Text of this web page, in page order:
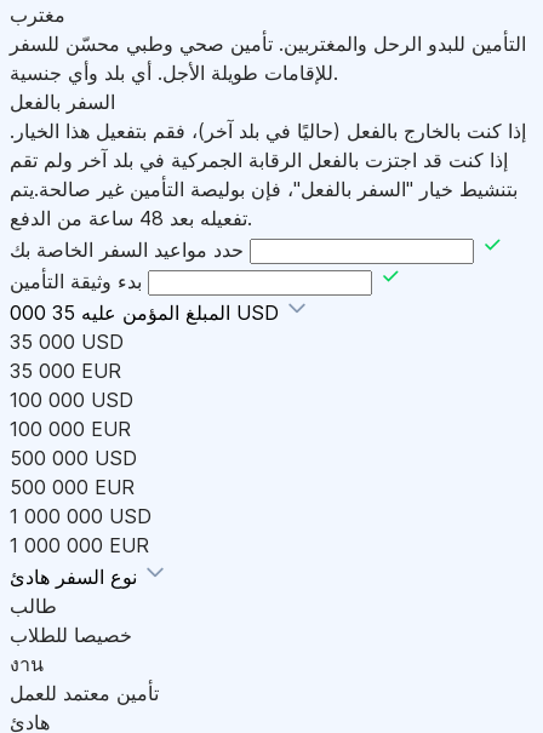
مغترب
التأمين للبدو الرحل والمغتربين. تأمين صحي وطبي محسّن للسفر
للإقامات طويلة الأجل. أي بلد وأي جنسية.
السفر بالفعل
إذا كنت بالخارج بالفعل (حاليًا في بلد آخر)، فقم بتفعيل هذا الخيار.
إذا كنت قد اجتزت بالفعل الرقابة الجمركية في بلد آخر ولم تقم
بتنشيط خيار "السفر بالفعل"، فإن بوليصة التأمين غير صالحة.يتم
تفعيله بعد 48 ساعة من الدفع.
حدد مواعيد السفر الخاصة بك
بدء وثيقة التأمين
المبلغ المؤمن عليه 35 000 USD
35 000 USD
35 000 EUR
100 000 USD
100 000 EUR
500 000 USD
500 000 EUR
1 000 000 USD
1 000 000 EUR
نوع السفر
طالب
خصيصا للطلاب
งาน
تأمين معتمد للعمل
هادئ